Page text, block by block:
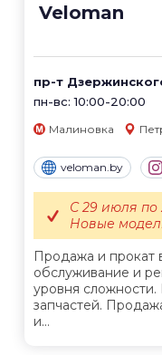
Veloman
пр-т
пн-вс: 10:00-20:00
Малиновка
veloman.by
Продажа и прокат
обслуживание и
уровня
запчастей.
и...
С 29 июля по
Новые